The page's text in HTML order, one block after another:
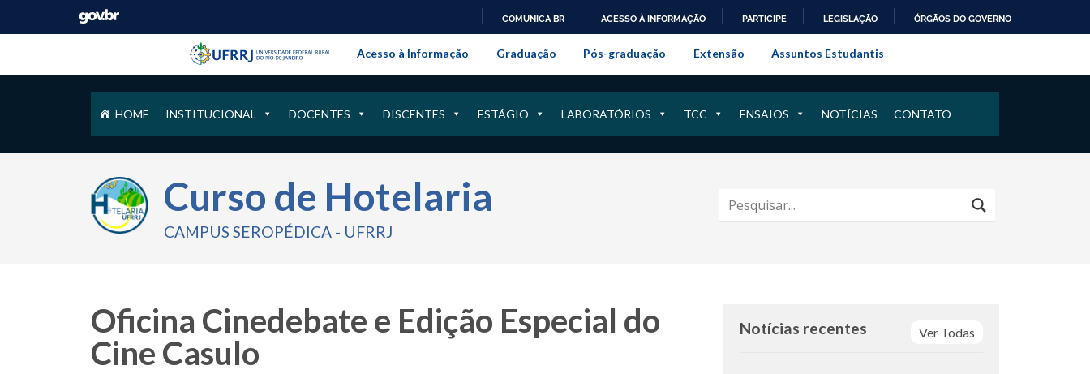
PARA
O
COMUNICA BR ACESSO À INFORMAÇÃO PARTICIPE LEGISLAÇÃO ÓRGÃOS DO GOVERNO
Pular barra institucional
Barra institucional da Universidade Federal Rural do Rio de Janeiro
Acesso à Informação Graduação Pós-graduação Extensão Assuntos Estudantis
HOME INSTITUCIONAL DOCENTES DISCENTES ESTÁGIO LABORATÓRIOS TCC ENSAIOS NOTÍCIAS CONTATO
Curso de Hotelaria
CAMPUS SEROPÉDICA - UFRRJ
Oficina Cinedebate e Edição Especial do
Cine Casulo
Ver Todas
Notícias recentes